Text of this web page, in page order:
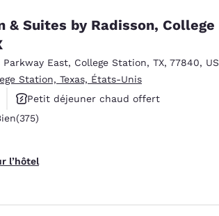
& Suites by Radisson, College
Parkway East, College Station, TX, 77840, US
Station, Texas, États-Unis
Petit déjeuner chaud offert
375 commentaires
(375)
l’hôtel